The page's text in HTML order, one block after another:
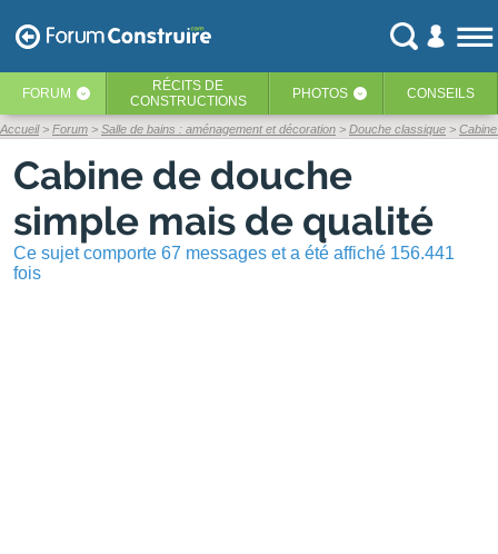
FORUM ‹ RÉCITS DE
CONSTRUCTIONS
PHOTOS ‹ CONSEILS
Accueil Forum Salle de bains : aménagement et décoration Douche classique
Cabine de douche
simple mais de qualité
Ce sujet comporte 67 messages et a été affiché 156.441
fois